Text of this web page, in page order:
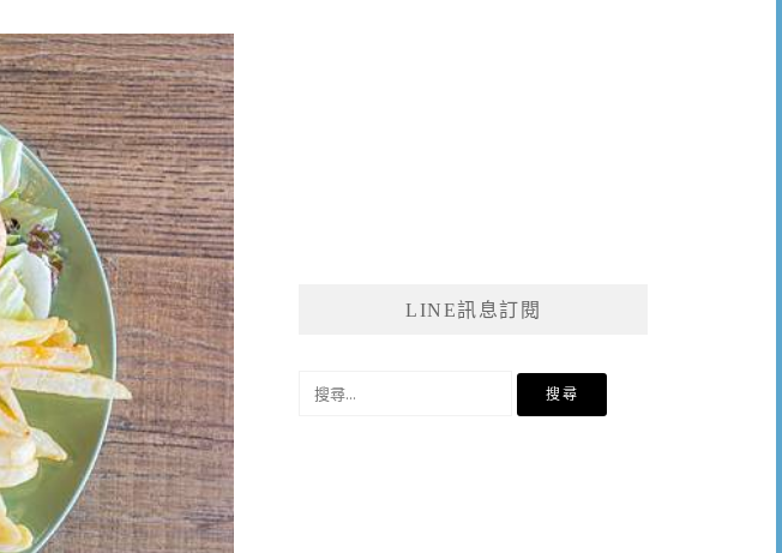
LINE訊息訂閱